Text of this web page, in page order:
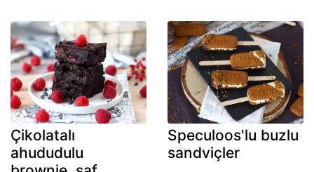
Çikolatalı
ahududulu
Speculoos'lu buzlu
sandviçler